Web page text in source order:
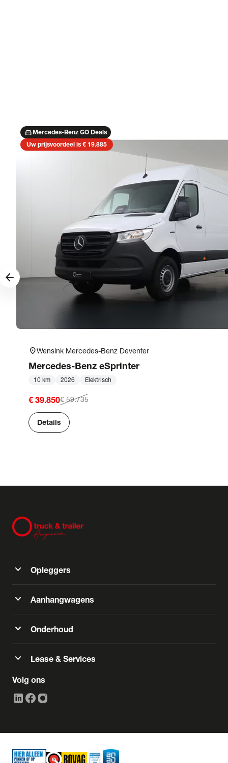
directions_carMercedes-Benz GO Deals
Uw prijsvoordeel is € 19.885
location_onWensink Mercedes-Benz Deventer
Mercedes-Benz eSprinter
10 km 2026 Elektrisch
€ 39.850€ 59.735
Details
arrow_forward
expand_more Opleggers
expand_more Aanhangwagens
expand_more Onderhoud
expand_more Lease & Services
Volg ons